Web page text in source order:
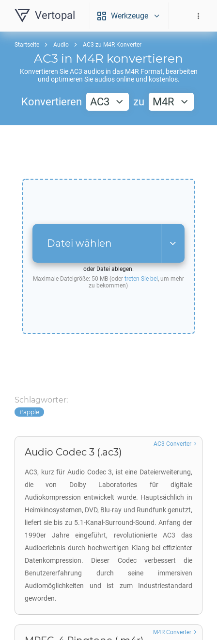
Vertopal Werkzeuge
Startseite Audio AC3 zu M4R Konverter
AC3 in M4R konvertieren
Konvertieren SieAC3 audios in das M4R Format, bearbeiten
und optimieren Sie audios online und kostenlos.
Konvertieren AC3 zu M4R
Datei wählen
oder Datei ablegen.
Maximale Dateigröße: 50 MB (oder treten Sie bei, um mehr
zu bekommen)
Schlagwörter:
apple
Audio Codec 3 (.ac3)
AC3, kurz für Audio Codec 3, ist eine Dateierweiterung,
die von Dolby Laboratories für digitale
Audiokompression entwickelt wurde. Hauptsächlich in
Heimkinosystemen, DVD, Blu-ray und Rundfunk genutzt,
liefert sie bis zu 5.1-Kanal-Surround-Sound. Anfang der
1990er Jahre eingeführt, revolutionierte AC3 das
Audioerlebnis durch hochwertigen Klang bei effizienter
Datenkompression. Dieser Codec verbessert die
Benutzererfahrung durch seine immersiven
Audiomöglichkeiten und ist zum Industriestandard
geworden.
AC3 Converter
M4R Converter